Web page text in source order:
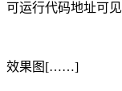
可运行代码地址可见
效果图[……]